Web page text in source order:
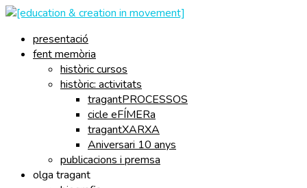
presentació
fent memòria
històric cursos
històric: activitats
tragantPROCESSOS
cicle eFÍMERa
tragantXARXA
Aniversari 10 anys
publicacions i premsa
olga tragant